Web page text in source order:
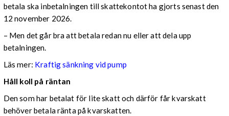
betala ska inbetalningen till skattekontot ha gjorts senast den
12 november 2026.
– Men det går bra att betala redan nu eller att dela upp
betalningen.
Läs mer: Kraftig sänkning vid pump
Håll koll på räntan
Den som har betalat för lite skatt och därför får kvarskatt
behöver betala ränta på kvarskatten.